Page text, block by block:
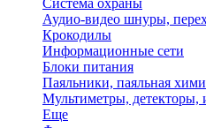
Система охраны
Аудио-видео шнуры,
Крокодилы
Информационные сети
Блоки питания
Паяльники, паяльная
Мультиметры, детекторы,
Еще